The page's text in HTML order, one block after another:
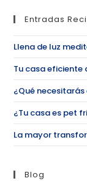
Entradas
Llena de luz
Tu casa eficiente
¿Qué
¿Tu casa es pet
La mayor
Blog